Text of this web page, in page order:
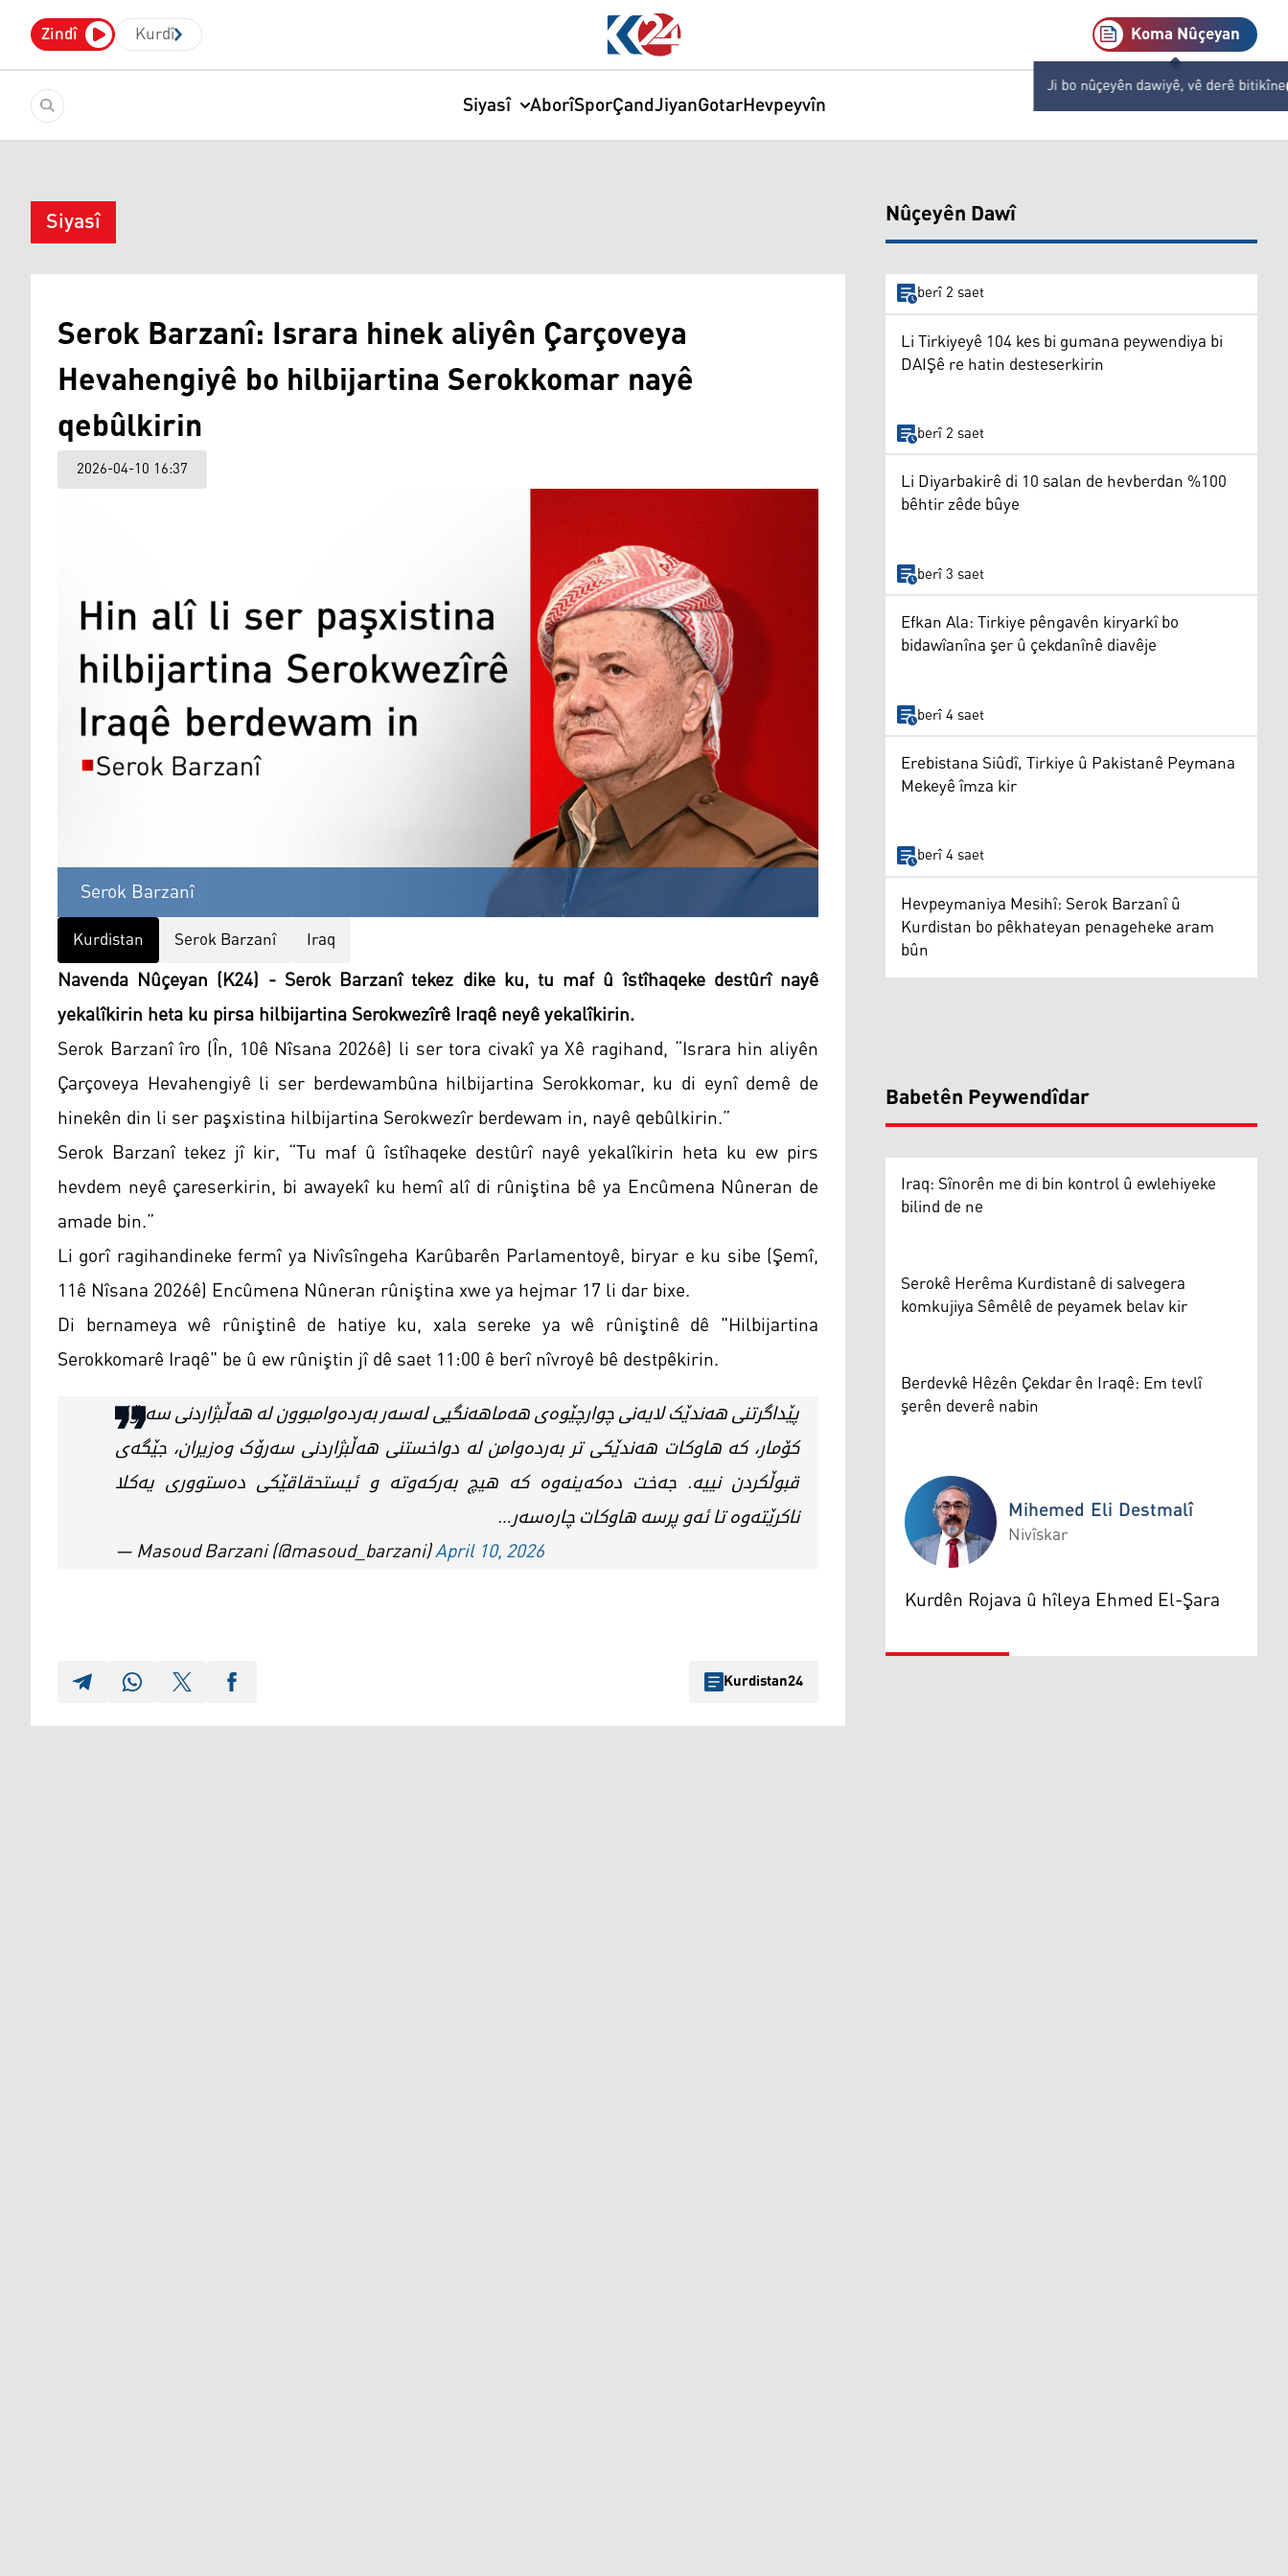
Zindî Kurdî Koma Nûçeyan
Ji bo nûçeyên dawiyê, vê derê bitikîne
Siyasî AborîSporÇandJiyanGotarHevpeyvîn
Siyasî
Serok Barzanî: Israra hinek aliyên Çarçoveya
Hevahengiyê bo hilbijartina Serokkomar nayê
qebûlkirin
2026-04-10 16:37
Serok Barzanî
Kurdistan Serok Barzanî Iraq
Navenda Nûçeyan (K24) - Serok Barzanî tekez dike ku, tu maf û îstîhaqeke destûrî nayê
yekalîkirin heta ku pirsa hilbijartina Serokwezîrê Iraqê neyê yekalîkirin.
Serok Barzanî îro (În, 10ê Nîsana 2026ê) li ser tora civakî ya Xê ragihand, “Israra hin aliyên
Çarçoveya Hevahengiyê li ser berdewambûna hilbijartina Serokkomar, ku di eynî demê de
hinekên din li ser paşxistina hilbijartina Serokwezîr berdewam in, nayê qebûlkirin.”
Serok Barzanî tekez jî kir, “Tu maf û îstîhaqeke destûrî nayê yekalîkirin heta ku ew pirs
hevdem neyê çareserkirin, bi awayekî ku hemî alî di rûniştina bê ya Encûmena Nûneran de
amade bin.”
Li gorî ragihandineke fermî ya Nivîsîngeha Karûbarên Parlamentoyê, biryar e ku sibe (Şemî,
11ê Nîsana 2026ê) Encûmena Nûneran rûniştina xwe ya hejmar 17 li dar bixe.
Di bernameya wê rûniştinê de hatiye ku, xala sereke ya wê rûniştinê dê "Hilbijartina
Serokkomarê Iraqê" be û ew rûniştin jî dê saet 11:00 ê berî nîvroyê bê destpêkirin.
پێداگرتنی هەندێک لایەنی چوارچێوەی هەماهەنگیی لەسەر بەردەوامبوون لە هەڵبژاردنی سەرۆک
کۆمار، کە هاوکات هەندێکی تر بەردەوامن لە دواخستنی هەڵبژاردنی سەرۆک وەزیران، جێگەی
قبوڵکردن نییە. جەخت دەکەینەوە کە هیچ بەرکەوتە و ئیستحقاقێکی دەستووری یەکلا
ناکرێتەوە تا ئەو پرسە هاوکات چارەسەر…
— Masoud Barzani (@masoud_barzani)April 10, 2026
Kurdistan24
Nûçeyên Dawî
berî 2 saet
Li Tirkiyeyê 104 kes bi gumana peywendiya bi
DAIŞê re hatin desteserkirin
berî 2 saet
Li Diyarbakirê di 10 salan de hevberdan %100
bêhtir zêde bûye
berî 3 saet
Efkan Ala: Tirkiye pêngavên kiryarkî bo
bidawîanîna şer û çekdanînê diavêje
berî 4 saet
Erebistana Siûdî, Tirkiye û Pakistanê Peymana
Mekeyê îmza kir
berî 4 saet
Hevpeymaniya Mesihî: Serok Barzanî û
Kurdistan bo pêkhateyan penageheke aram
bûn
Babetên Peywendîdar
Iraq: Sînorên me di bin kontrol û ewlehiyeke
bilind de ne
Serokê Herêma Kurdistanê di salvegera
komkujiya Sêmêlê de peyamek belav kir
Berdevkê Hêzên Çekdar ên Iraqê: Em tevlî
şerên deverê nabin
Mihemed Eli Destmalî
Mihemed Eli Destmalî
Nivîskar
Kurdên Rojava û hîleya Ehmed El-Şara